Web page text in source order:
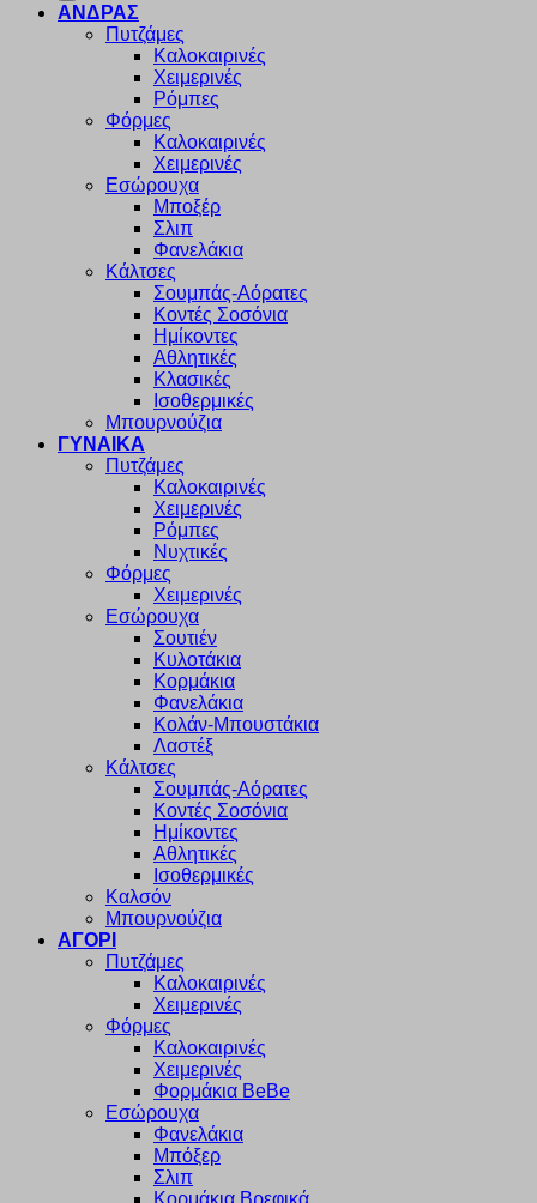
ΑΝΔΡΑΣ
Πυτζάμες
Καλοκαιρινές
Χειμερινές
Ρόμπες
Φόρμες
Καλοκαιρινές
Χειμερινές
Εσώρουχα
Μποξέρ
Σλιπ
Φανελάκια
Κάλτσες
Σουμπάς-Αόρατες
Κοντές Σοσόνια
Ημίκοντες
Αθλητικές
Κλασικές
Ισοθερμικές
Μπουρνούζια
ΓΥΝΑΙΚΑ
Πυτζάμες
Καλοκαιρινές
Χειμερινές
Ρόμπες
Νυχτικές
Φόρμες
Χειμερινές
Εσώρουχα
Σουτιέν
Κυλοτάκια
Κορμάκια
Φανελάκια
Κολάν-Μπουστάκια
Λαστέξ
Κάλτσες
Σουμπάς-Αόρατες
Κοντές Σοσόνια
Ημίκοντες
Αθλητικές
Ισοθερμικές
Καλσόν
Μπουρνούζια
ΑΓΟΡΙ
Πυτζάμες
Καλοκαιρινές
Χειμερινές
Φόρμες
Καλοκαιρινές
Χειμερινές
Φορμάκια BeBe
Εσώρουχα
Φανελάκια
Μπόξερ
Σλιπ
Κορμάκια Βρεφικά